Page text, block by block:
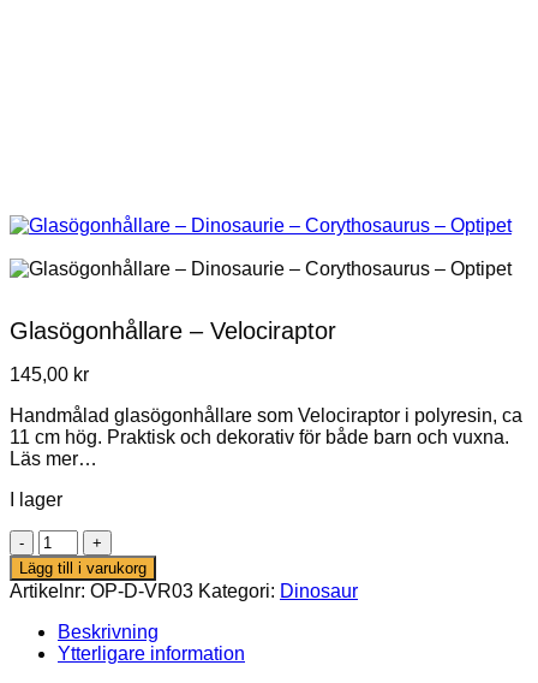
Glasögonhållare – Velociraptor
145,00 kr
Handmålad glasögonhållare som Velociraptor i polyresin, ca
11 cm hög. Praktisk och dekorativ för både barn och vuxna.
Läs mer…
I lager
Glasögonhållare
–
Velociraptor
mängd
Lägg till i varukorg
Artikelnr: OP-D-VR03 Kategori: Dinosaur
Beskrivning
Ytterligare information